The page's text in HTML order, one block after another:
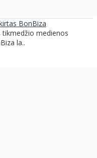
BonBiza
tikmedžio medienos
la..